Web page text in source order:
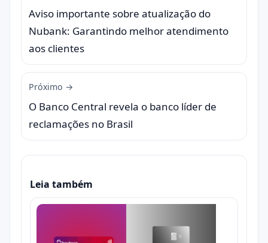
Aviso importante sobre atualização do
Nubank: Garantindo melhor atendimento
aos clientes
Próximo →
O Banco Central revela o banco líder de
reclamações no Brasil
Leia também